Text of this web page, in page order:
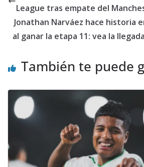
League tras empate del
Jonathan Narváez hace historia
al ganar la etapa 11: vea la
También te puede